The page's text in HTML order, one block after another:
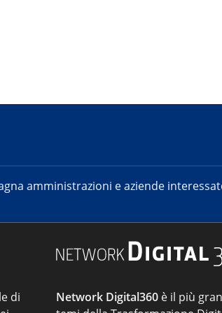
amministrazioni e aziende
di
Network Digital360 è il più